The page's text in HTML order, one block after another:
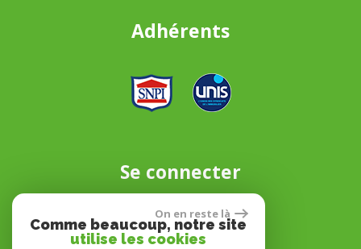
Adhérents
Se connecter
Espace propriétaire
On en reste là
Comme beaucoup, notre site
utilise les cookies